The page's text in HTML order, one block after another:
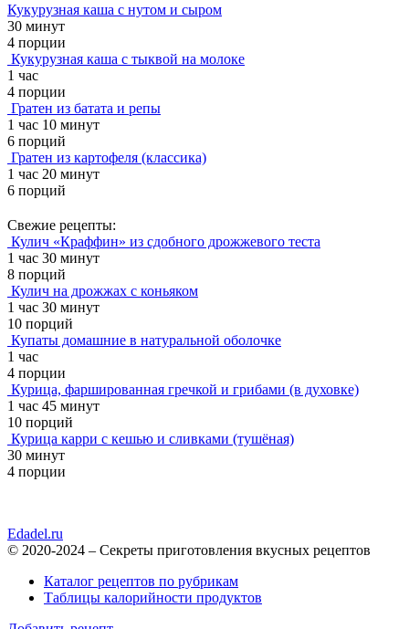
Кукурузная каша с нутом и сыром
30 минут
4 порции
Кукурузная каша с тыквой на молоке
1 час
4 порции
Гратен из батата и репы
1 час 10 минут
6 порций
Гратен из картофеля (классика)
1 час 20 минут
6 порций
Свежие рецепты:
Кулич «Краффин» из сдобного дрожжевого теста
1 час 30 минут
8 порций
Кулич на дрожжах с коньяком
1 час 30 минут
10 порций
Купаты домашние в натуральной оболочке
1 час
4 порции
Курица, фаршированная гречкой и грибами (в духовке)
1 час 45 минут
10 порций
Курица карри с кешью и сливками (тушёная)
30 минут
4 порции
Edadel.ru
© 2020-2024 – Секреты приготовления вкусных рецептов
Каталог рецептов по рубрикам
Таблицы калорийности продуктов